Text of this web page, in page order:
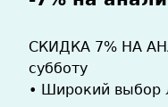
СКИДКА 7% НА
субботу
• Широкий выбор